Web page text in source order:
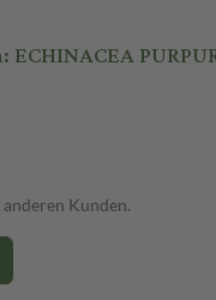
Kunden.